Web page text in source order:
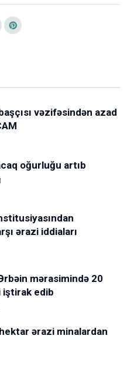
vəzifəsindən azad
oğurluğu artıb
ərazi iddiaları
mərasimində 20
edib
ərazi minalardan